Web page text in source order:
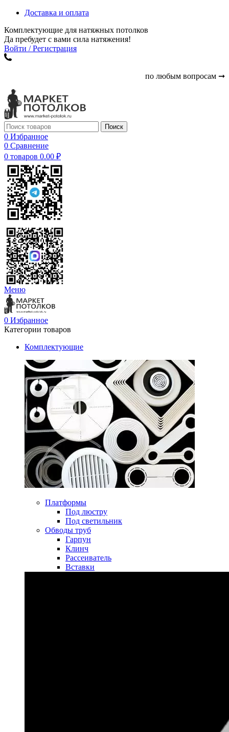
Доставка и оплата
Комплектующие для натяжных потолков
Да пребудет с вами сила натяжения!
Войти / Регистрация
по любым вопросам ➞
Поиск
0 Избранное
0 Сравнение
0 товаров 0.00 ₽
Меню
0 Избранное
Категории товаров
Комплектующие
Платформы
Под люстру
Под светильник
Обводы труб
Гарпун
Клинч
Рассеиватель
Вставки